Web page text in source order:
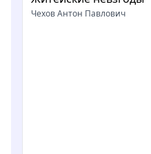
Чехов Антон Павлович